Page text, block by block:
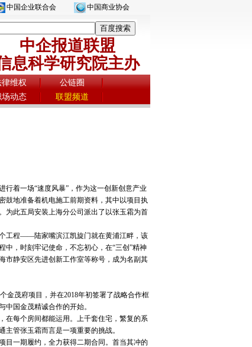
中国企业联合会 中国商业协会
中企报道联盟
息科学研究院主办
律维权
公链圈
场动态 联盟频道
着一场“速度风暴”，作为这一创新创意产业
鼓地准备着机电施工前期资料，其中以项目执
为此五局安装上海分公司派出了以张玉霜为首
工程——陆家嘴滨江凯旋门就在黄浦江畔，该
，时刻牢记使命，不忘初心，在“三创”精神
市静安区先进创新工作室等称号，成为名副其
茂府项目，并在2018年初签署了战略合作框
国金茂精诚合作的开始。
每个房间都能运用。上千套住宅，繁复的系
管张玉霜而言是一项重要的挑战。
一期履约，全力获得二期合同。首当其冲的